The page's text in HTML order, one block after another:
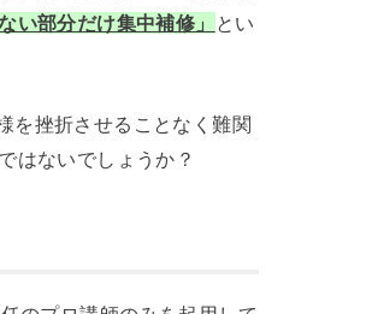
い部分だけ集中補修」
とい
を挫折させることなく難関
はないでしょうか？